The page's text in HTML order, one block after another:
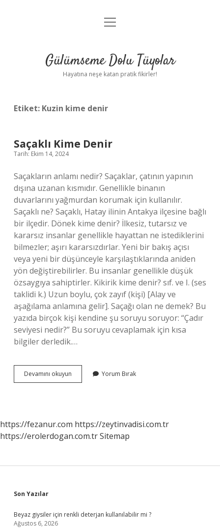
Anasayfa
Yasal Uyarı
menüyü
Gülümseme Dolu Tüyolar
Hayatına neşe katan pratik fikirler!
Etiket: Kuzin kime denir
Saçaklı Kime Denir
Tarih: Ekim 14, 2024
Saçakların anlamı nedir? Saçaklar, çatının yapının
dışına uzanan kısmıdır. Genellikle binanın
duvarlarını yağmurdan korumak için kullanılır.
Saçaklı ne? Saçaklı, Hatay ilinin Antakya ilçesine bağlı
bir ilçedir. Dönek kime denir? İlkesiz, tutarsız ve
kararsız insanlar genellikle hayattan ne istediklerini
bilmezler; aşırı kararsızdırlar. Yeni bir bakış açısı
veya yeni bir düşünceyle karşılaştıklarında aniden
yön değiştirebilirler. Bu insanlar genellikle düşük
özsaygıya sahiptirler. Kikirik kime denir? sıf. ve I. (ses
taklidi k.) Uzun boylu, çok zayıf (kişi) [Alay ve
aşağılama anlamına gelir]. Saçağı olan ne demek? Bu
yazıda birçok kişi kendine şu soruyu soruyor: “Çadır
seviyesi nedir?” Bu soruyu cevaplamak için kısa
bilgiler derledik.…
Devamını okuyun
Kime
Yorum Bırak
https://fezanur.com https://zeytinvadisi.com.tr
https://erolerdogan.com.trSitemap
Sidebar
Son Yazılar
Beyaz giysiler için renkli deterjan kullanılabilir mi ?
Ağustos 6, 2026